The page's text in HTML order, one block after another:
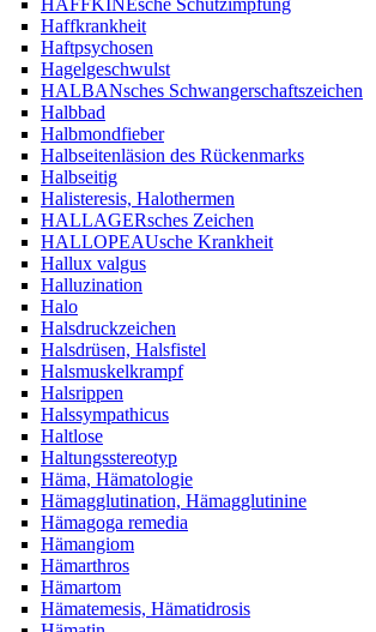
HAFFKINEsche Schutzimpfung
Haffkrankheit
Haftpsychosen
Hagelgeschwulst
HALBANsches Schwangerschaftszeichen
Halbbad
Halbmondfieber
Halbseitenläsion des Rückenmarks
Halbseitig
Halisteresis, Halothermen
HALLAGERsches Zeichen
HALLOPEAUsche Krankheit
Hallux valgus
Halluzination
Halo
Halsdruckzeichen
Halsdrüsen, Halsfistel
Halsmuskelkrampf
Halsrippen
Halssympathicus
Haltlose
Haltungsstereotyp
Häma, Hämatologie
Hämagglutination, Hämagglutinine
Hämagoga remedia
Hämangiom
Hämarthros
Hämartom
Hämatemesis, Hämatidrosis